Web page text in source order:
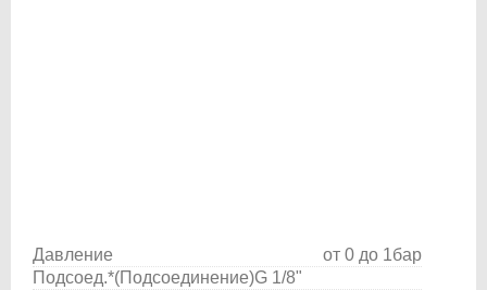
Давление
от 0 до 1бар
Подсоед.*(Подсоединение)G 1/8"